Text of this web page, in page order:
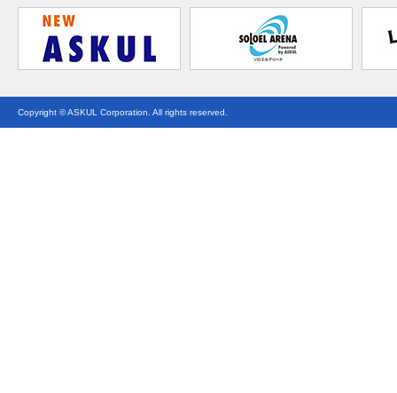
Copyright © ASKUL Corporation. All rights reserved.